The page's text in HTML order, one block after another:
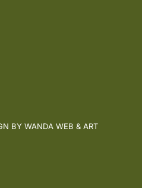
BY WANDA WEB & ART